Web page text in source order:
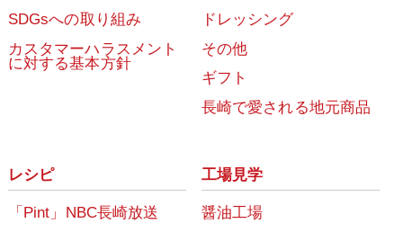
SDGsへの取り組み
カスタマーハラスメント
に対する基本方針
ドレッシング
その他
ギフト
長崎で愛される地元商品
レシピ
「Pint」NBC長崎放送
工場見学
醤油工場